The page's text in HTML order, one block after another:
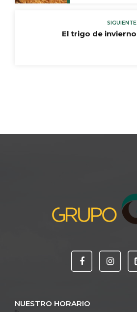
SIGUIENTE
El trigo de invierno
NUESTRO HORARIO